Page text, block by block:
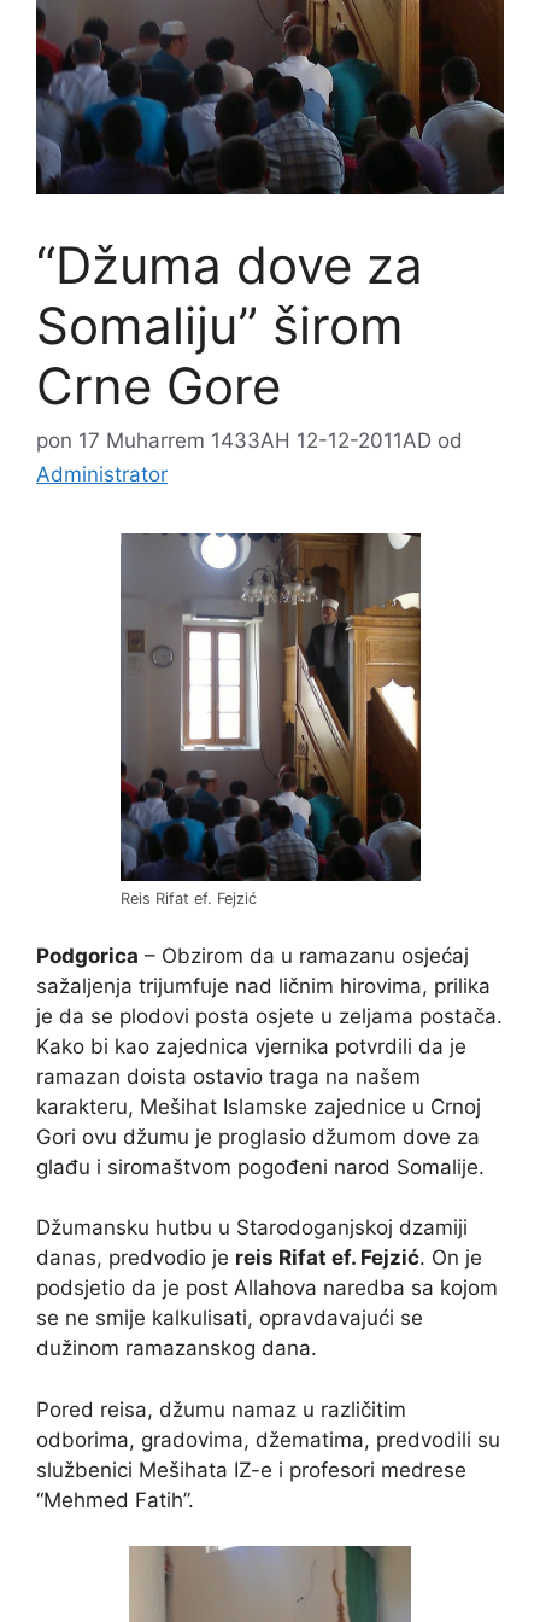
“Džuma dove za
Somaliju” širom
Crne Gore
pon 17 Muharrem 1433AH 12-12-2011AD od
Administrator
Reis Rifat ef. Fejzić
Podgorica – Obzirom da u ramazanu osjećaj
sažaljenja trijumfuje nad ličnim hirovima, prilika
je da se plodovi posta osjete u zeljama postača.
Kako bi kao zajednica vjernika potvrdili da je
ramazan doista ostavio traga na našem
karakteru, Mešihat Islamske zajednice u Crnoj
Gori ovu džumu je proglasio džumom dove za
glađu i siromaštvom pogođeni narod Somalije.
Džumansku hutbu u Starodoganjskoj dzamiji
danas, predvodio je reis Rifat ef. Fejzić. On je
podsjetio da je post Allahova naredba sa kojom
se ne smije kalkulisati, opravdavajući se
dužinom ramazanskog dana.
Pored reisa, džumu namaz u različitim
odborima, gradovima, džematima, predvodili su
službenici Mešihata IZ-e i profesori medrese
“Mehmed Fatih”.